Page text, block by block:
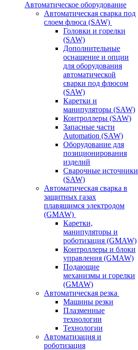
Автоматическое оборудование
Автоматическая сварка под
слоем флюса (SAW)
Головки и горелки
(SAW)
Дополнительные
оснащение и опции
для оборудования
автоматической
сварки под флюсом
(SAW)
Каретки и
манипуляторы (SAW)
Контроллеры (SAW)
Запасные части
Automation (SAW)
Оборудование для
позиционирования
изделий
Сварочные источники
(SAW)
Автоматическая сварка в
защитных газах
плавящимся электродом
(GMAW)
Каретки,
манипуляторы и
роботизация (GMAW)
Контроллеры и блоки
управления (GMAW)
Подающие
механизмы и горелки
(GMAW)
Автоматическая резка
Машины резки
Плазменные
технологии
Технологии
Автоматизация и
роботизация